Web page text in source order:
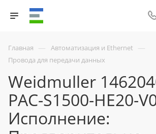
Главная — Автоматизация и Ethernet —
Провода для передачи данных
Weidmuller
PAC-S1500-HE20-
Исполнение: